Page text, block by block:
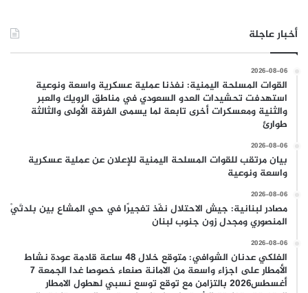
أخبار عاجلة
2026-08-06
القوات المسلحة اليمنية: نفذنا عملية عسكرية واسعة ونوعية
استهدفت تحشيدات العدو السعودي في مناطق الرويك والعبر
والثنية ومعسكرات أخرى تابعة لما يسمى الفرقة الأولى والثالثة
طوارئ
2026-08-06
بيان مرتقب للقوات المسلحة اليمنية للإعلان عن عملية عسكرية
واسعة ونوعية
2026-08-06
مصادر لبنانية: جيش الاحتلال نفّذ تفجيرًا في حي المشاع بين بلدتَيْ
المنصوري ومجدل زون جنوب لبنان
2026-08-06
الفلكي عدنان الشوافي: متوقع خلال 48 ساعة قادمة عودة نشاط
الأمطار على اجزاء واسعة من الامانة صنعاء خصوصا غدا الجمعة 7
أغسطس2026 بالتزامن مع توقع توسع نسبي لهطول الامطار